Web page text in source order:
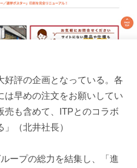
評の企画となっている。各
は早めの注文をお願いしてい
売も含めて、ITPとのコラボ
（北井社長）
ープの総力を結集し、「進